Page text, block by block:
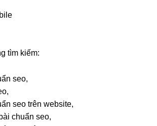
tìm kiếm:
seo,
seo trên website,
chuẩn seo,